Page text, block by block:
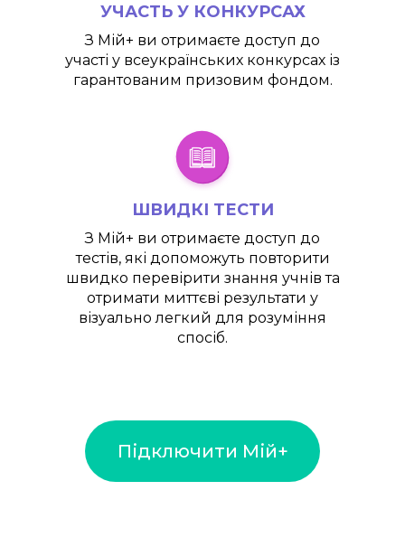
УЧАСТЬ У КОНКУРСАХ
З Мій+ ви отримаєте доступ до
участі у всеукраїнських конкурсах із
гарантованим призовим фондом.
ШВИДКІ ТЕСТИ
З Мій+ ви отримаєте доступ до
тестів, які допоможуть повторити
швидко перевірити знання учнів та
отримати миттєві результати у
візуально легкий для розуміння
спосіб.
Підключити Мій+